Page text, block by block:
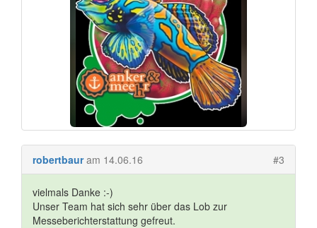
robertbaur am 14.06.16 #3
vielmals Danke :-)
Unser Team hat sich sehr über das Lob zur
Messeberichterstattung gefreut.